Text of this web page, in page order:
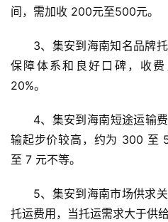
间，需加收 200元至500元。
3、集安到海南知名品牌
保障体系和良好口碑，收
20%。
4、集安到海南短途运输
输起步价较高，约为 300 至
至 7 元不等。
5、集安到海南市场供求
托运费用，当托运需求大于供